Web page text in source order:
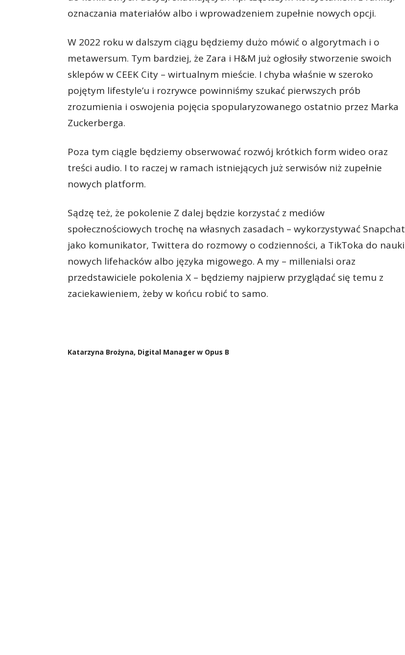
oznaczania materiałów albo i wprowadzeniem zupełnie nowych opcji.
W 2022 roku w dalszym ciągu będziemy dużo mówić o algorytmach i o
metawersum. Tym bardziej, że Zara i H&M już ogłosiły stworzenie swoich
sklepów w CEEK City – wirtualnym mieście. I chyba właśnie w szeroko
pojętym lifestyle’u i rozrywce powinniśmy szukać pierwszych prób
zrozumienia i oswojenia pojęcia spopularyzowanego ostatnio przez Marka
Zuckerberga.
Poza tym ciągle będziemy obserwować rozwój krótkich form wideo oraz
treści audio. I to raczej w ramach istniejących już serwisów niż zupełnie
nowych platform.
Sądzę też, że pokolenie Z dalej będzie korzystać z mediów
społecznościowych trochę na własnych zasadach – wykorzystywać Snapchat
jako komunikator, Twittera do rozmowy o codzienności, a TikToka do nauki
nowych lifehacków albo języka migowego. A my – millenialsi oraz
przedstawiciele pokolenia X – będziemy najpierw przyglądać się temu z
zaciekawieniem, żeby w końcu robić to samo.
Katarzyna Brożyna, Digital Manager w Opus B